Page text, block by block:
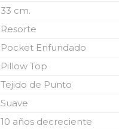
33 cm.
Resorte
Pocket Enfundado
Pillow Top
Tejido de Punto
Suave
10 años decreciente